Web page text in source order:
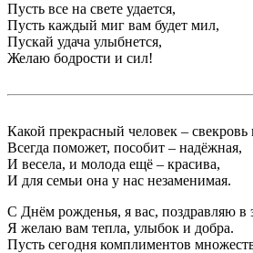
Пусть все на свете удается,
Пусть каждый миг вам будет мил,
Пускай удача улыбнется,
Желаю бодрости и сил!
Какой прекрасный человек – свекровь
Всегда поможет, пособит – надёжная,
И весела, и молода ещё – красива,
И для семьи она у нас незаменимая.
С Днём рожденья, я вас, поздравляю в
Я желаю вам тепла, улыбок и добра.
Пусть сегодня комплиментов